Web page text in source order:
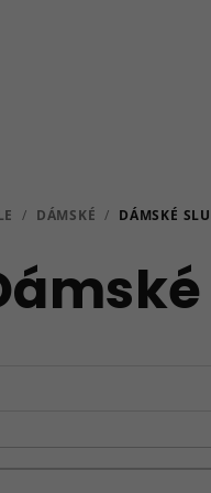
/ DÁMSKÉ / DÁMSKÉ